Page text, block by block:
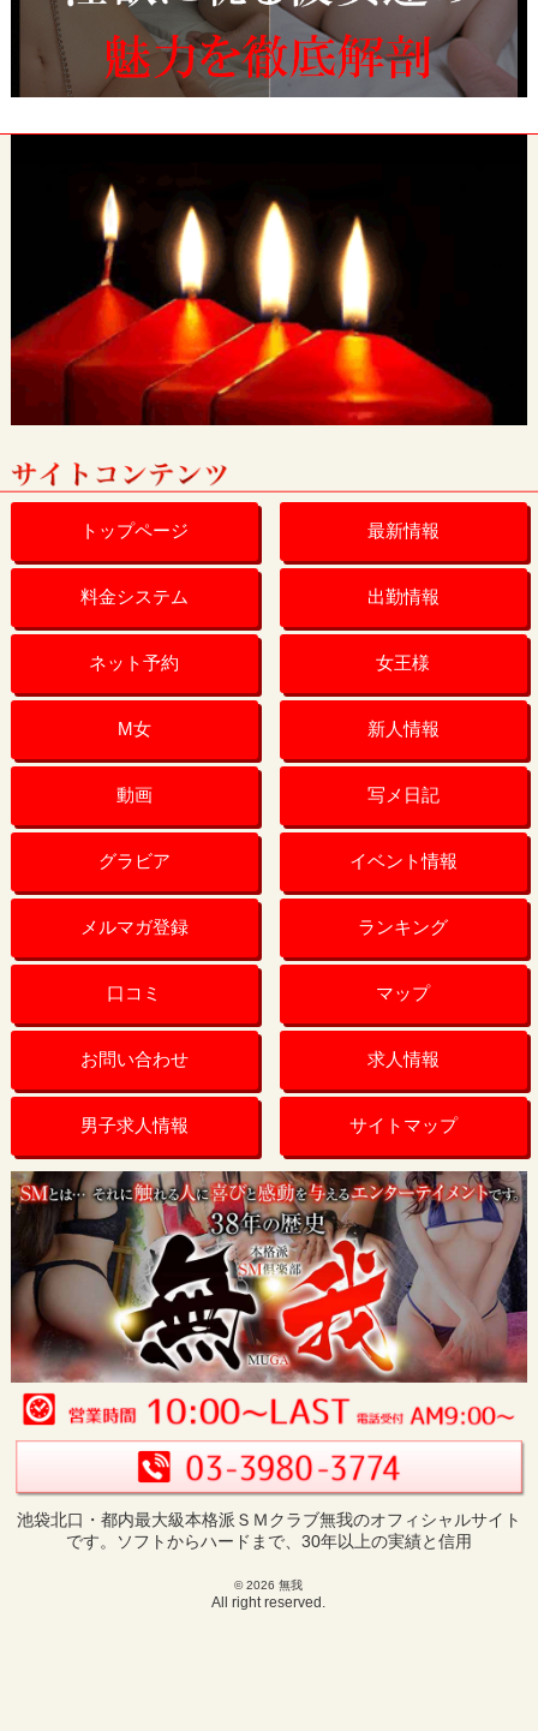
トップページ 最新情報
料金システム 出勤情報
ネット予約 女王様
M女 新人情報
動画 写メ日記
グラビア イベント情報
メルマガ登録 ランキング
口コミ マップ
お問い合わせ 求人情報
男子求人情報 サイトマップ
池袋北口・都内最大級本格派ＳＭクラブ無我のオフィシャルサイト
です。ソフトからハードまで、30年以上の実績と信用
© 2026 無我
All right reserved.